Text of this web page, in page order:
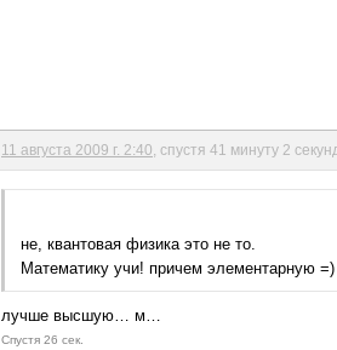
11 августа 2009 г. 2:40 , спустя 41 минуту 2
не, квантовая физика это не то.
Математику учи! причем элементарную =)
лучше высшую… м…
Спустя 26 сек.